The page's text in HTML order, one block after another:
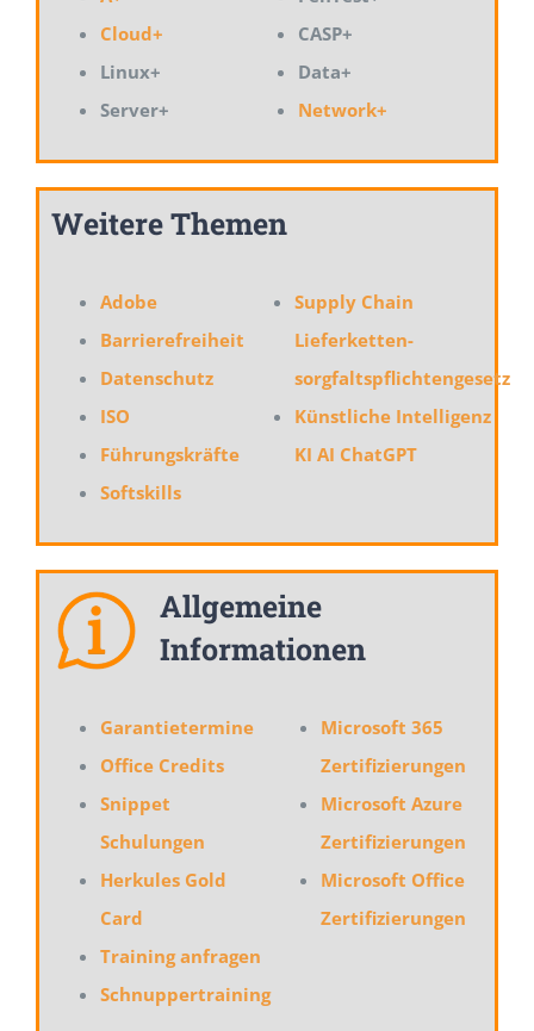
Cloud+
Linux+
Server+
CASP+
Data+
Network+
Weitere Themen
Adobe
Barrierefreiheit
Datenschutz
ISO
Führungskräfte
Softskills
Supply Chain
Lieferketten-
sorgfaltspflichtengesetz
Künstliche Intelligenz
KI AI ChatGPT
Allgemeine
Informationen
Garantietermine
Office Credits
Snippet
Schulungen
Herkules Gold
Card
Training anfragen
Schnuppertraining
Microsoft 365
Zertifizierungen
Microsoft Azure
Zertifizierungen
Microsoft Office
Zertifizierungen